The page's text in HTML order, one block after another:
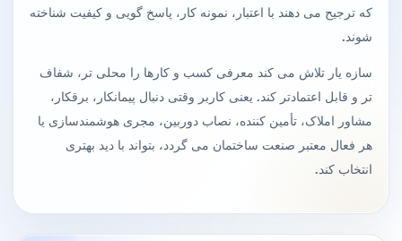
که ترجیح می دهند با اعتبار، نمونه کار، پاسخ گویی و کیفیت شناخته
شوند.
سازه یار تلاش می کند معرفی کسب و کارها را محلی تر، شفاف
تر و قابل اعتمادتر کند. یعنی کاربر وقتی دنبال پیمانکار، برقکار،
مشاور املاک، تأمین کننده، نصاب دوربین، مجری هوشمندسازی یا
هر فعال معتبر صنعت ساختمان می گردد، بتواند با دید بهتری
انتخاب کند.